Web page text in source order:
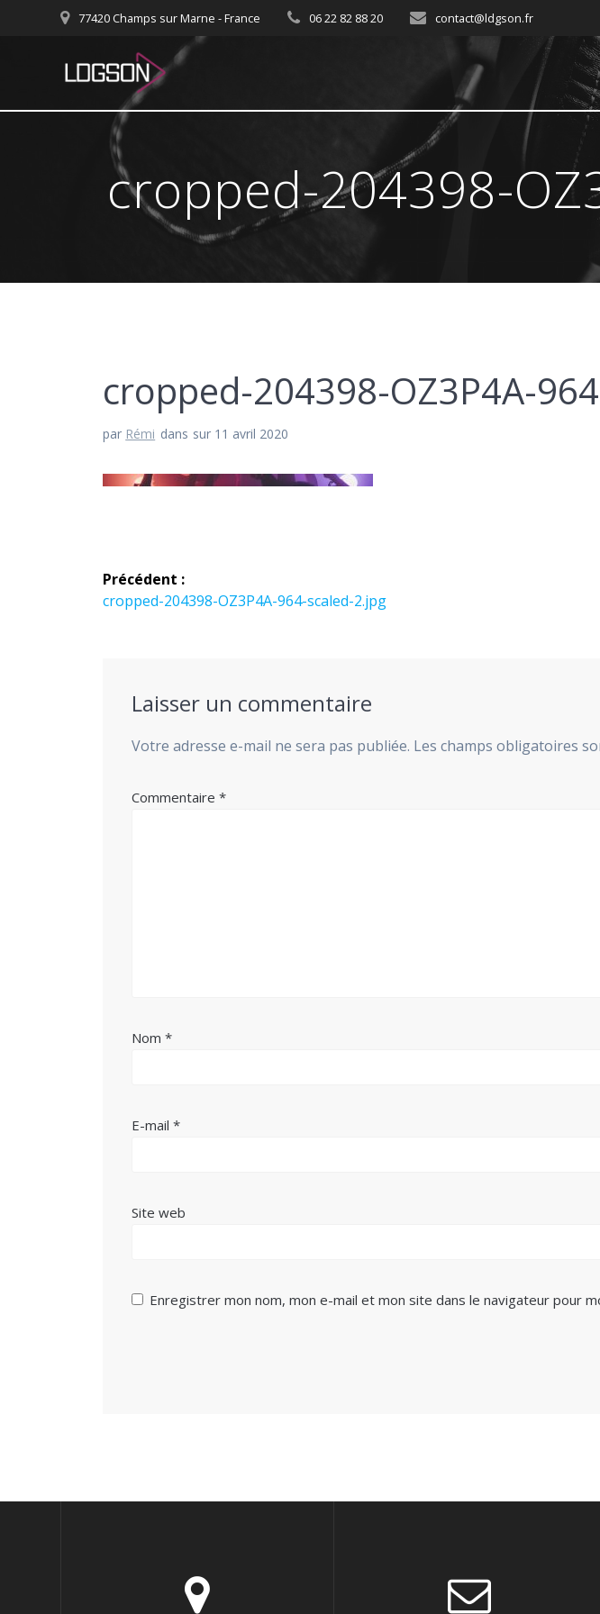
77420 Champs sur Marne - France 06 22 82 88 20 contact@ldgson.fr
cropped-204398-
cropped-204398-OZ3P4A-
par Rémi dans sur 11 avril 2020
Navigation
de
Précédent :
Article
cropped-204398-OZ3P4A-964-scaled-2.jpg
Laisser un commentaire
Votre adresse e-mail ne sera pas publiée. Les champs obligatoires
Commentaire*
Nom*
E-mail*
Site web
Enregistrer mon nom, mon e-mail et mon site dans le navigateur pour